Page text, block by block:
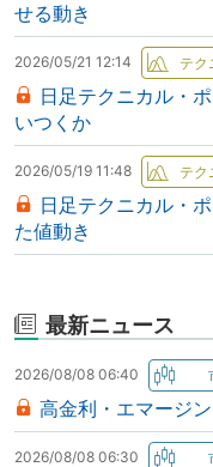
せる動き
2026/05/21 12:14
日足テクニカル・
いつくか
2026/05/19 11:48
日足テクニカル・
た値動き
最新ニュース
2026/08/08 06:40
高金利・エマージ
2026/08/08 06:30